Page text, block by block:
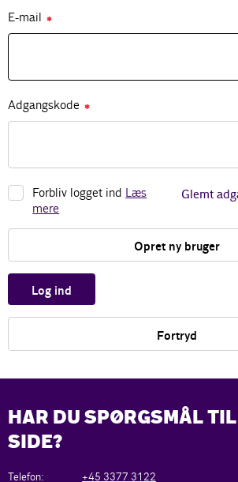
E-mail ✱
Adgangskode ✱
Forbliv logget ind Læs
mere
Glemt
Opret ny bruger
Log ind
Fortryd
HAR DU SPØRGSMÅL
SIDE?
Telefon: +45 3377 3122